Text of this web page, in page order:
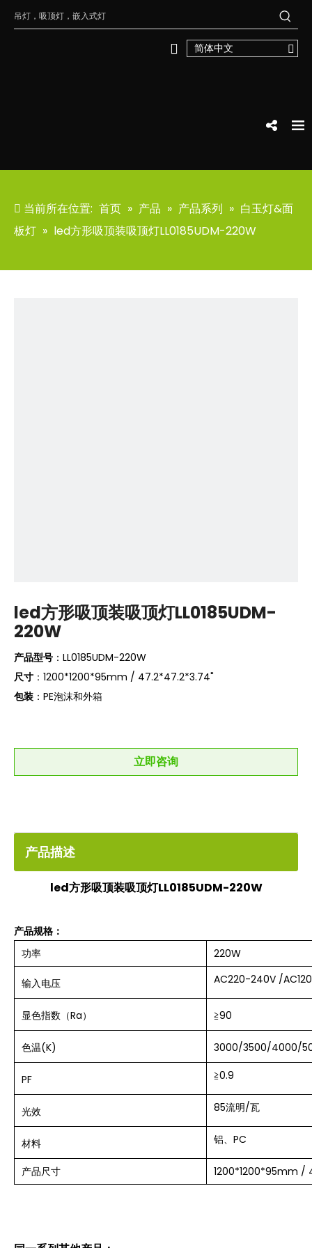
简体中文
当前所在位置: 首页 » 产品 » 产品系列 » 白玉灯&面
板灯 » led方形吸顶装吸顶灯LL0185UDM-220W
led方形吸顶装吸顶灯LL0185UDM-
220W
产品型号 ：LL0185UDM-220W
尺寸 ：1200*1200*95mm / 47.2*47.2*3.74"
包装 ：PE泡沫和外箱
立即咨询
产品描述
led方形吸顶装吸顶灯LL0185UDM-220W
产品规格：
功率
220W
输入电压 AC220-240V /
显色指数（Ra） ≧90
色温(K) 3000/3500/4000/
PF ≧0.9
光效 85流明/瓦
材料 铝、PC
产品尺寸 1200*1200*95mm /